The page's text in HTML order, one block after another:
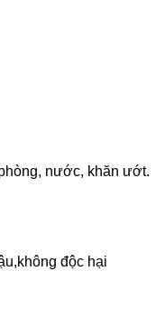
nước, khăn ướt.
độc hại